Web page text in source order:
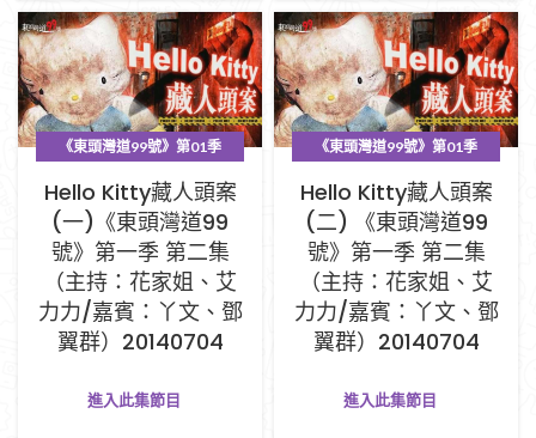
《東頭灣道99號》第01季
PART A (1-33集)
Hello Kitty藏人頭案
(一)《東頭灣道99
號》第一季 第二集
（主持：花家姐、艾
力力/嘉賓：丫文、鄧
翼群）20140704
進入此集節目
《東頭灣道99號》第01季
PART A (1-33集)
Hello Kitty藏人頭案
(二) 《東頭灣道99
號》第一季 第二集
（主持：花家姐、艾
力力/嘉賓：丫文、鄧
翼群）20140704
進入此集節目